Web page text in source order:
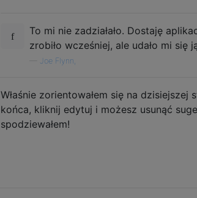
To mi nie zadziałało. Dostaję
zrobiło wcześniej, ale udało mi się
Joe Flynn,
Właśnie zorientowałem się na
końca, kliknij edytuj i możesz usunąć
spodziewałem!